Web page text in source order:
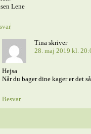
Lene
Tina skriver
28. maj 2019 kl.
Hejsa
Når du bager dine kager er det
Besvar